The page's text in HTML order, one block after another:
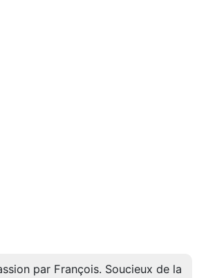
par François. Soucieux de la